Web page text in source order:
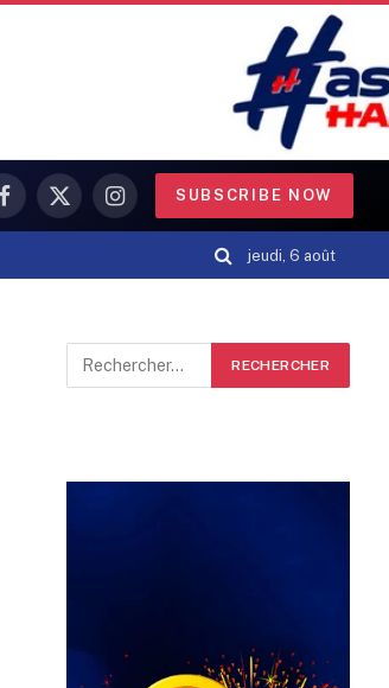
Facebook
X
(Twitter)
Instagram
SUBSCRIBE NOW
jeudi, 6 août